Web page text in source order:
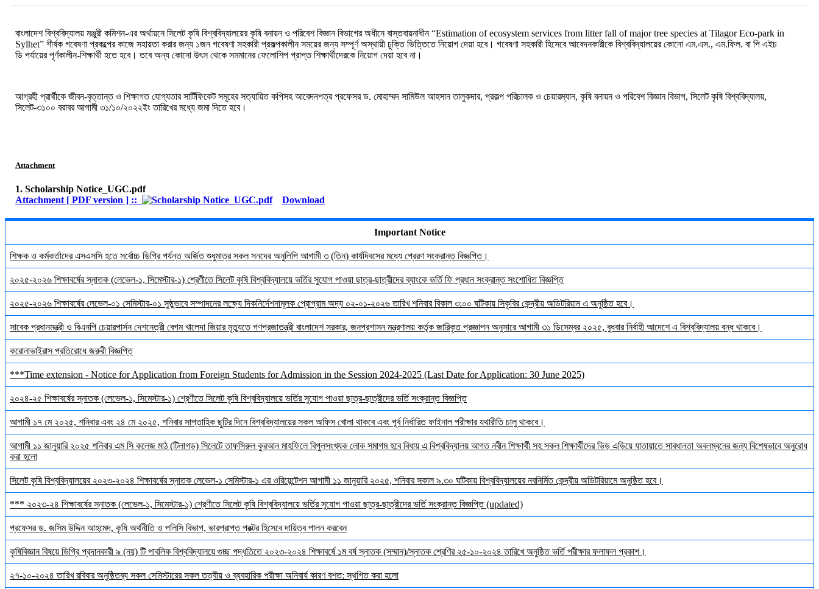
বাংলাদেশ বিশ্ববিদ্যালয় মঞ্জুরী কমিশন-এর অর্থায়নে সিলেট কৃষি বিশ্ববিদ্যালয়ের কৃষি বনায়ন ও পরিবেশ বিজ্ঞান বিভাগের অধীনেবাস্তবায়নাধীন “Estimation of ecosystem services from litter fall of major tree species at Tilagor Eco-park in
Sylhet” শীর্ষক গবেষণা প্রকল্পের কাজে সহায়তা করার জন্য ১জন গবেষণা সহকারী প্রকল্পকালীন সময়ের জন্য সম্পূর্ণ অস্থায়ী চুক্তিভিত্তিতে নিয়োগ দেয়া হবে। গবেষণা সহকারী হিসেবে আবেদনকারীকে বিশ্ববিদ্যালয়ের কোনো এম.এস., এম.ফিল. বা পি এইচ
ডি পর্যায়ের পূর্ণকালীন-শিক্ষার্থী হতে হবে। তবে অন্য কোনো উৎস থেকে সমমানের ফেলোশিপ প্রাপ্ত শিক্ষার্থীদেরকে নিয়োগ দেয়া হবে না।
আগ্রহী প্রার্থীকে জীবন-বৃত্তান্ত ও শিক্ষাগত যোগ্যতার সার্টিফিকেট সমূহের সত্যায়িত কপিসহ আবেদনপত্র প্রফেসর ড. মোহাম্মদ সামিউলআহসান তালুকদার, প্রকল্প পরিচালক ও চেয়ারম্যান, কৃষি বনায়ন ও পরিবেশ বিজ্ঞান বিভাগ, সিলেট কৃষি বিশ্ববিদ্যালয়,
সিলেট-৩১০০ বরাবর আগামী ৩১/১০/২০২২ইং তারিখের মধ্যে জমা দিতে হবে।
Attachment
1. Scholarship Notice_UGC.pdf
Attachment [ PDF version ] ::
Download
Important Notice
শিক্ষক ও কর্মকর্তাদের এসএসসি হতে সর্বোচ্চ ডিগ্রি পর্যন্ত অর্জিত শুধুমাত্র সকল সনদের অনুলিপি আগামী ৩ (তিন) কার্যদিবসের মধ্যে প্রেরণ সংক্রান্ত বিজ্ঞপ্তি।
২০২৫-২০২৬ শিক্ষাবর্ষের স্নাতক (লেভেল-১, সিমেস্টার-১) শ্রেণীতে সিলেট কৃষি বিশ্ববিদ্যালয়ে ভর্তির সুযোগ পাওয়া ছাত্র-ছাত্রীদের ব্যাংকে ভর্তি ফি প্রধান সংক্রান্ত সংশোধিত বিজ্ঞপ্তি
২০২৫-২০২৬ শিক্ষাবর্ষের লেভেল-০১ সেমিস্টার-০১ সুষ্ঠুভাবে সম্পাদনের লক্ষ্যে দিকনির্দেশনামূলক প্রোগ্রাম অদ্য ০২-০১-২০২৬ তারিখ শনিবার বিকাল ৩:০০ ঘটিকায় সিকৃবির কেন্দ্রীয় অডিটরিয়াম এ অনুষ্ঠিত হবে।
সাবেক প্রধানমন্ত্রী ও বিএনপি চেয়ারপার্সন দেশনেত্রী বেগম খালেদা জিয়ার মৃত্যুতে গণপ্রজাতন্ত্রী বাংলাদেশ সরকার, জনপ্রশাসন মন্ত্রণালয় কর্তৃক জারিকৃত প্রজ্ঞাপন অনুসারে আগামী ৩১ ডিসেম্বর ২০২৫, বুধবার নির্বাহী আদেশে এ বিশ্ববিদ্যালয় বন্ধ থাকবে।
করোনাভাইরাস প্রতিরোধে জরুরী বিজ্ঞপ্তি
***Time extension - Notice for Application from Foreign Students for Admission in the Session 2024-2025 (Last Date for Application: 30 June 2025)
২০২৪-২৫ শিক্ষাবর্ষের স্নাতক (লেভেল-১, সিমেস্টার-১) শ্রেণীতে সিলেট কৃষি বিশ্ববিদ্যালয়ে ভর্তির সুযোগ পাওয়া ছাত্র-ছাত্রীদের ভর্তি সংক্রান্ত বিজ্ঞপ্তি
আগামী ১৭ মে ২০২৫, শনিবার এবং ২৪ মে ২০২৫, শনিবার সাপ্তাহিক ছুটির দিনে বিশ্ববিদ্যালয়ের সকল অফিস খোলা থাকবে এবং পূর্ব নির্ধারিত ফাইনাল পরীক্ষার যথারীতি চালু থাকবে।
আগামী ১১ জানুয়ারি ২০২৫ শনিবার এম সি কলেজ মাঠ (টিলাগড়) সিলেটে তাফসিরুল কুরআন মাহফিলে বিপুলসংখ্যক লোক সমাগম হবে বিধায় এ বিশ্ববিদ্যালয় আগত নবীন শিক্ষার্থী সহ সকল শিক্ষার্থীদের ভিড় এড়িয়ে যাতায়াতে সাবধানতা অবলম্বনের জন্য বিশেষভাবে অনুরোধ
করা হলো
সিলেট কৃষি বিশ্ববিদ্যালয়ের ২০২৩-২০২৪ শিক্ষাবর্ষের স্নাতক লেভেল-১ সেমিস্টার-১ এর ওরিয়েন্টেশন আগামী ১১ জানুয়ারি ২০২৫, শনিবার সকাল ৯.৩০ ঘটিকায় বিশ্ববিদ্যালয়ের নবনির্মিত কেন্দ্রীয় অডিটরিয়ামে অনুষ্ঠিত হবে।
*** ২০২৩-২৪ শিক্ষাবর্ষের স্নাতক (লেভেল-১, সিমেস্টার-১) শ্রেণীতে সিলেট কৃষি বিশ্ববিদ্যালয়ে ভর্তির সুযোগ পাওয়া ছাত্র-ছাত্রীদের ভর্তি সংক্রান্ত বিজ্ঞপ্তি (updated)
প্রফেসর ড. জসিম উদ্দিন আহমেদ, কৃষি অর্থনীতি ও পলিসি বিভাগ, ভারপ্রাপ্ত প্রক্টর হিসেবে দায়িত্ব পালন করবেন
কৃষিবিজ্ঞান বিষয়ে ডিগ্রি প্রদানকারী ৯ (নয়) টি পাবলিক বিশ্ববিদ্যালয়ে গুচ্ছ পদ্ধতিতে ২০২৩-২০২৪ শিক্ষাবর্ষে ১ম বর্ষ স্নাতক (সম্মান)/স্নাতক শ্রেণির ২৫-১০-২০২৪ তারিখে অনুষ্ঠিত ভর্তি পরীক্ষার ফলাফল প্রকাশ।
২৭-১০-২০২৪ তারিখ রবিবার অনুষ্ঠিতব্য সকল সেমিস্টারের সকল তত্বীয় ও ব্যবহারিক পরীক্ষা অনিবার্য কারণ বশত: স্থগিত করা হলো